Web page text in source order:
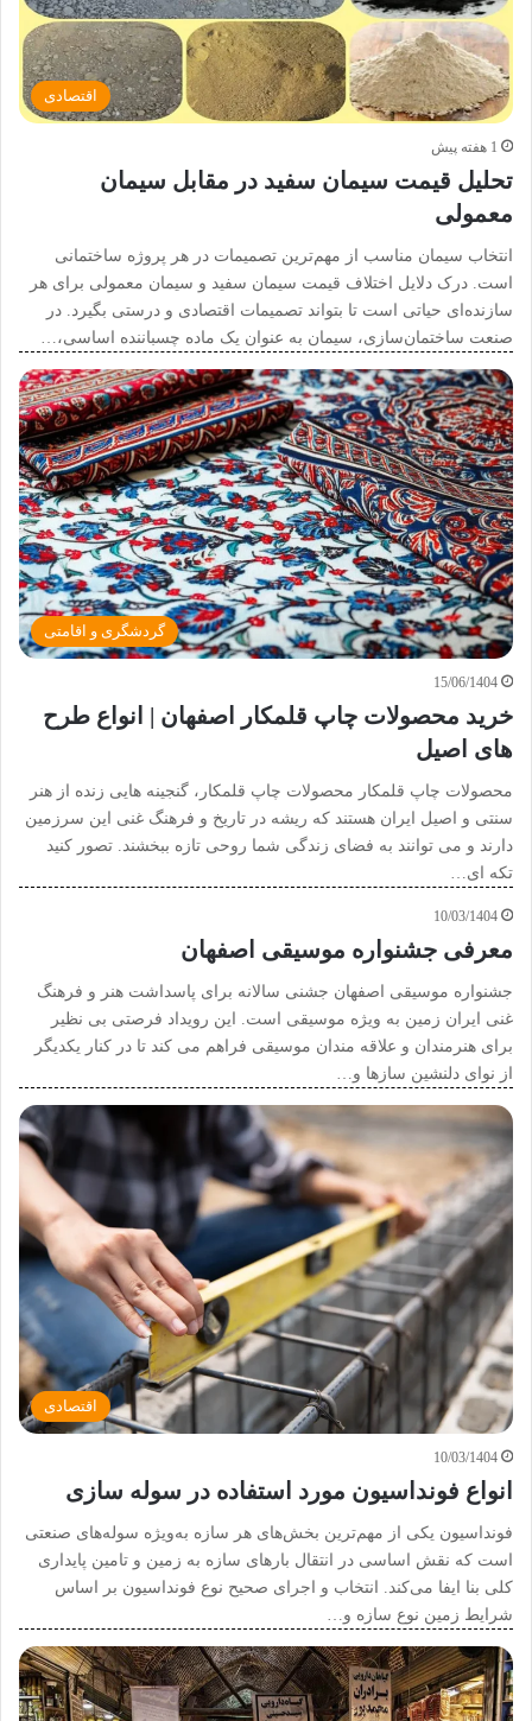
اقتصادی
1 هفته پیش
تحلیل قیمت سیمان سفید در مقابل سیمان
معمولی
انتخاب سیمان مناسب از مهم‌ترین تصمیمات در هر پروژه ساختمانی
است. درک دلایل اختلاف قیمت سیمان سفید و سیمان معمولی برای هر
سازنده‌ای حیاتی است تا بتواند تصمیمات اقتصادی و درستی بگیرد. در
صنعت ساختمان‌سازی، سیمان به عنوان یک ماده چسباننده اساسی،…
گردشگری و اقامتی
15/06/1404
خرید محصولات چاپ قلمکار اصفهان | انواع طرح
های اصیل
محصولات چاپ قلمکار محصولات چاپ قلمکار، گنجینه هایی زنده از هنر
سنتی و اصیل ایران هستند که ریشه در تاریخ و فرهنگ غنی این سرزمین
دارند و می توانند به فضای زندگی شما روحی تازه ببخشند. تصور کنید
تکه ای…
10/03/1404
معرفی جشنواره موسیقی اصفهان
جشنواره موسیقی اصفهان جشنی سالانه برای پاسداشت هنر و فرهنگ
غنی ایران زمین به ویژه موسیقی است. این رویداد فرصتی بی نظیر
برای هنرمندان و علاقه مندان موسیقی فراهم می کند تا در کنار یکدیگر
از نوای دلنشین سازها و…
اقتصادی
10/03/1404
انواع فونداسیون مورد استفاده در سوله سازی
فونداسیون یکی از مهم‌ترین بخش‌های هر سازه به‌ویژه سوله‌های صنعتی
است که نقش اساسی در انتقال بارهای سازه به زمین و تامین پایداری
کلی بنا ایفا می‌کند. انتخاب و اجرای صحیح نوع فونداسیون بر اساس
شرایط زمین نوع سازه و…